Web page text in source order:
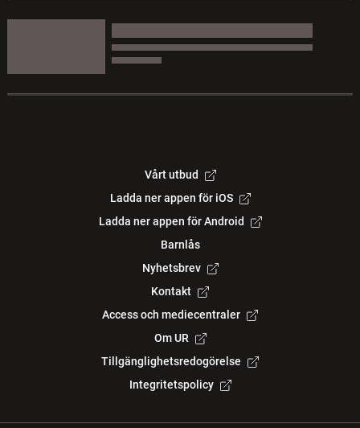
Vårt utbud
Ladda ner appen för iOS
Ladda ner appen för Android
Barnlås
Nyhetsbrev
Kontakt
Access och mediecentraler
Om UR
Tillgänglighetsredogörelse
Integritetspolicy